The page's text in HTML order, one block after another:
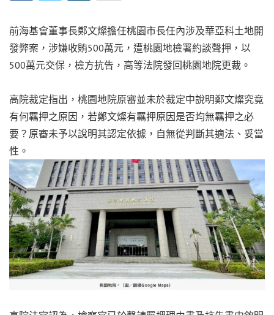
前海基會董事長鄭文燦擔任桃園市長任內涉及華亞科土地開
發弊案，涉嫌收賄500萬元，遭桃園地檢署約談聲押，以
500萬元交保，檢方抗告，高等法院發回桃園地院更裁。
高院裁定指出，桃園地院原審並未於裁定中說明鄭文燦究竟
有何羈押之原因，若鄭文燦有羈押原因是否均無羈押之必
要？原審未予以說明其認定依據，自無從判斷其適法、妥當
性。